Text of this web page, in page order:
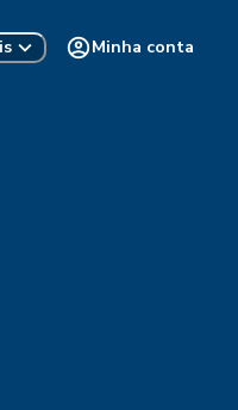
Minha conta